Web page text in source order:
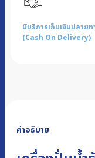
มีบริการเก็บเงินปลายท
(Cash On Delivery)
คำอธิบาย